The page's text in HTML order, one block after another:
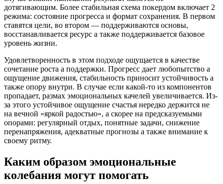
дотягивающим. Более стабильная схема покердом включает 2
режима: состояние прогресса и формат сохранения. В первом
ставятся цели, во втором — поддерживаются основы,
восстанавливается ресурс а также поддерживается базовое
уровень жизни.
Удовлетворенность в этом подходе ощущается в качестве
сочетание роста а поддержки. Прогресс дает любопытство а
ощущение движения, стабильность приносит устойчивость а
также опору внутри. В случае если какой-то из компонентов
пропадает, размах эмоциональных качелей увеличивается. Из-
за этого устойчивое ощущение счастья нередко держится не
на вечной «яркой радостью», а скорее на предсказуемыми
опорами: регулярный отдых, понятные задачи, снижение
перенапряжения, адекватные прогнозы а также внимание к
своему ритму.
Каким образом эмоциональные
колебания могут помогать